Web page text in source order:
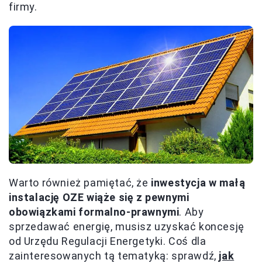
firmy.
Warto również pamiętać, że inwestycja w małą
instalację OZE wiąże się z pewnymi
obowiązkami formalno-prawnymi. Aby
sprzedawać energię, musisz uzyskać koncesję
od Urzędu Regulacji Energetyki. Coś dla
zainteresowanych tą tematyką: sprawdź, jak